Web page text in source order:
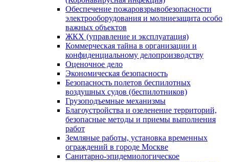
Обеспечение пожаровзрывобезопасности
электрооборудования и молниезащита особо
важных объектов
ЖКХ (управление и эксплуатация)
Коммерческая тайна в организации и
конфиденциальному делопроизводству
Оценочное дело
Экономическая безопасность
Безопасность полетов беспилотных
воздушных судов (беспилотников)
Грузоподъемные механизмы
Благоустройства и озеленение территорий,
безопасные методы и приемы выполнения
работ
Земляные работы, установка временных
ограждений в городе Москве
Санитарно-эпидемиологическое